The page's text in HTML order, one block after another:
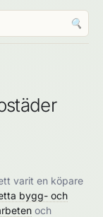
🔍
varit en köpare
bygg- och
och